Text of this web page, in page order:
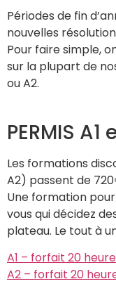
Périodes de fin
nouvelles
Pour faire simple,
sur la plupart de
ou A2.
PERMIS
Les formations
A2) passent de
Une formation
vous qui décidez
plateau. Le tout à
A1 – forfait 20
A2 – forfait 20